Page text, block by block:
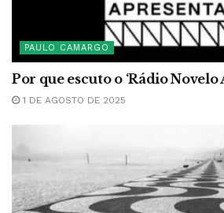
PAULO CAMARGO
Por que escuto o ‘Rádio Novelo
1 DE AGOSTO DE 2025